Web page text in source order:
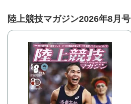
陸上競技マガジン2026年8月号